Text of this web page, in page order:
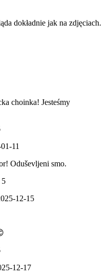
dokładnie jak na zdjęciach.
choinka! Jesteśmy
11
Oduševljeni smo.
5
12-15
12-17